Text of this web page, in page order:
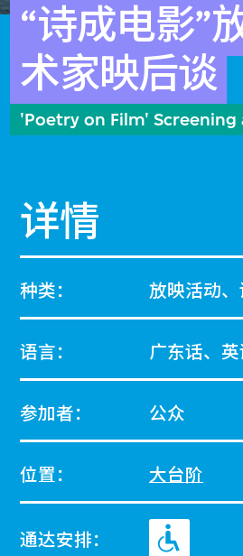
“诗成电影”
术家映后谈
'Poetry on Film' Screening
详情
种类： 放映活动、
语言： 广东话、英
参加者： 公众
位置： 大台阶
通达安排：